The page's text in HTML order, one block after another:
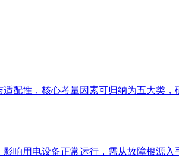
配性，核心考量因素可归纳为五大类，
响用电设备正常运行，需从故障根源入